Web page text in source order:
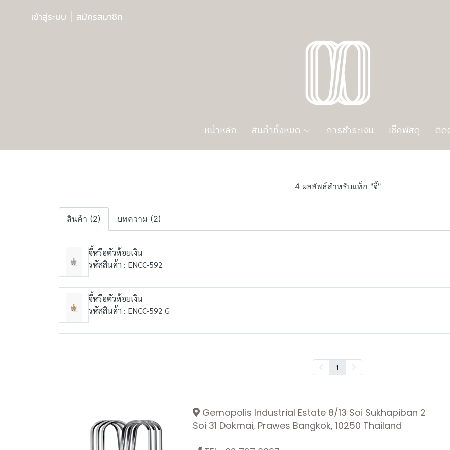
เข้าสู่ระบบ สมัครสมาชิก
หน้าหลัก สินค้าทั้งหมด การชำระเงิน เช็คพัสดุ ติด
4 ผลลัพธ์สำหรับแท็ก "จี้"
สินค้า (2) บทความ (2)
จี้หรือตัวห้อยเงิน
รหัสสินค้า : ENCC-592
จี้หรือตัวห้อยเงิน
รหัสสินค้า : ENCC-592 G
1
Gemopolis Industrial Estate 8/13 Soi Sukhapiban 2
Soi 31 Dokmai, Prawes Bangkok, 10250 Thailand